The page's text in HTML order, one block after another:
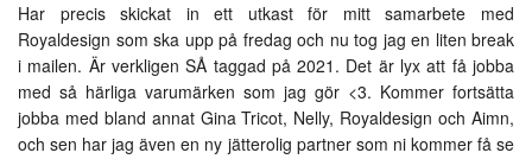
Har precis skickat in ett utkast för mitt samarbete med
Royaldesign som ska upp på fredag och nu tog jag en liten break
i mailen. Är verkligen SÅ taggad på 2021. Det är lyx att få jobba
med så härliga varumärken som jag gör <3. Kommer fortsätta
jobba med bland annat Gina Tricot, Nelly, Royaldesign och Aimn,
och sen har jag även en ny jätterolig partner som ni kommer få se